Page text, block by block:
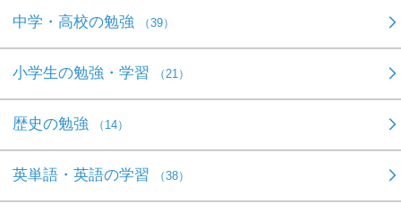
中学・高校の勉強 （39）
小学生の勉強・学習 （21）
歴史の勉強 （14）
英単語・英語の学習 （38）